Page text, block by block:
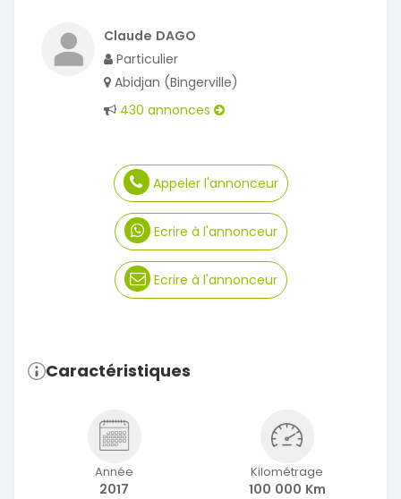
Claude DAGO
Particulier
Abidjan (Bingerville)
430 annonces
Appeler l'annonceur
Ecrire à l'annonceur
Ecrire à l'annonceur
Caractéristiques
Année
2017
Kilométrage
100 000 Km